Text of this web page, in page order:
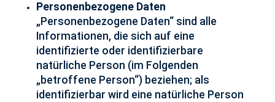
Personenbezogene Daten
„Personenbezogene Daten“ sind alle
Informationen, die sich auf eine
identifizierte oder identifizierbare
natürliche Person (im Folgenden
„betroffene Person“) beziehen; als
identifizierbar wird eine natürliche Person